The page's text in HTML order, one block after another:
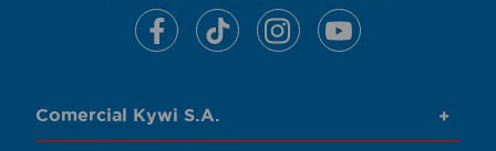
Comercial Kywi S.A. +